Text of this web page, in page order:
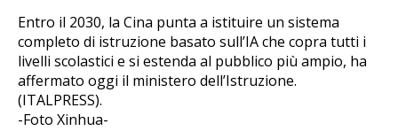
Entro il 2030, la Cina punta a istituire un sistema
completo di istruzione basato sull’IA che copra tutti i
livelli scolastici e si estenda al pubblico più ampio, ha
affermato oggi il ministero dell’Istruzione.
(ITALPRESS).
-Foto Xinhua-